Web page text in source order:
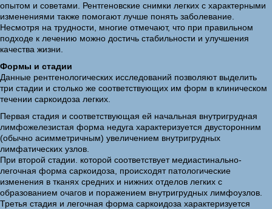
опытом и советами. Рентгеновские снимки легких с характерными
изменениями также помогают лучше понять заболевание.
Несмотря на трудности, многие отмечают, что при правильном
подходе к лечению можно достичь стабильности и улучшения
качества жизни.
Формы и стадии
Данные рентгенологических исследований позволяют выделить
три стадии и столько же соответствующих им форм в клиническом
течении саркоидоза легких.
Первая стадия и соответствующая ей начальная внутригрудная
лимфожелезистая форма недуга характеризуется двусторонним
(обычно асимметричным) увеличением внутригрудных
лимфатических узлов.
При второй стадии. которой соответствует медиастинально-
легочная форма саркоидоза, происходят патологические
изменения в тканях средних и нижних отделов легких с
образованием очагов и поражением внутригрудных лимфоузлов.
Третья стадия и легочная форма саркоидоза характеризуется